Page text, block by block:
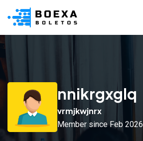
nnikrgxglq
vrmjkwjnrx
Member since Feb 2026